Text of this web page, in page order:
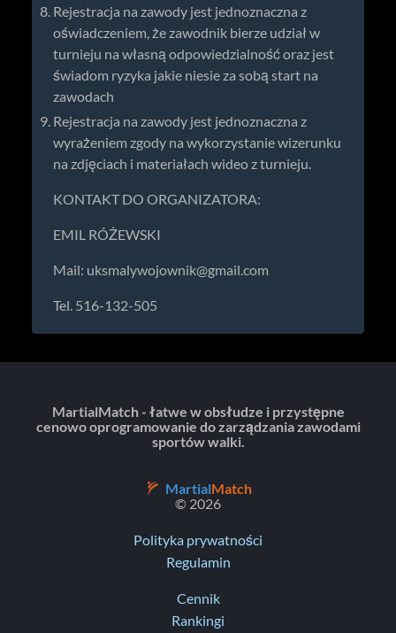
Rejestracja na zawody jest jednoznaczna z
oświadczeniem, że zawodnik bierze udział w
turnieju na własną odpowiedzialność oraz jest
świadom ryzyka jakie niesie za sobą start na
zawodach
Rejestracja na zawody jest jednoznaczna z
wyrażeniem zgody na wykorzystanie wizerunku
na zdjęciach i materiałach wideo z turnieju.
KONTAKT DO ORGANIZATORA:
EMIL RÓŻEWSKI
Mail: uksmalywojownik@gmail.com
Tel. 516-132-505
MartialMatch - łatwe w obsłudze i przystępne
cenowo oprogramowanie do zarządzania zawodami
sportów walki.
MartialMatch
© 2026
Polityka prywatności
Regulamin
Cennik
Rankingi